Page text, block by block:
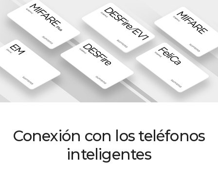
Conexión con los teléfonos
inteligentes